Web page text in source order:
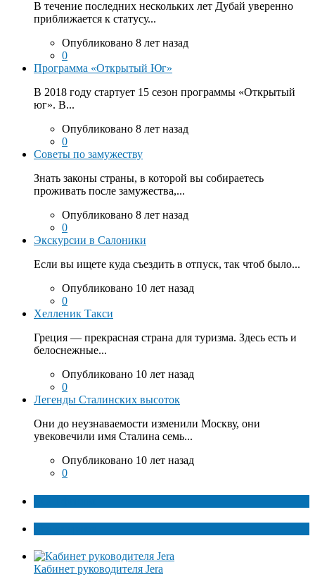
В течение последних нескольких лет Дубай уверенно
приближается к статусу...
Опубликовано 8 лет назад
0
Программа «Открытый Юг»
В 2018 году стартует 15 сезон программы «Открытый
юг». В...
Опубликовано 8 лет назад
0
Советы по замужеству
Знать законы страны, в которой вы собираетесь
проживать после замужества,...
Опубликовано 8 лет назад
0
Экскурсии в Салоники
Если вы ищете куда съездить в отпуск, так чтоб было...
Опубликовано 10 лет назад
0
Хелленик Такси
Греция — прекрасная страна для туризма. Здесь есть и
белоснежные...
Опубликовано 10 лет назад
0
Легенды Сталинских высоток
Они до неузнаваемости изменили Москву, они
увековечили имя Сталина семь...
Опубликовано 10 лет назад
0
Кабинет руководителя Jera